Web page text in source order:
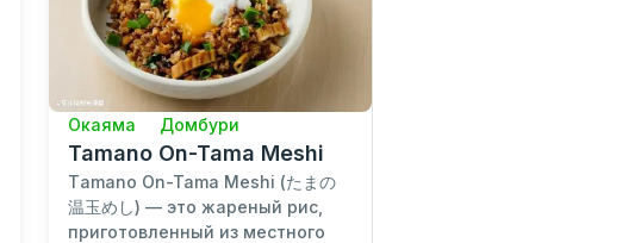
Окаяма Домбури
Tamano On-Tama Meshi
Тamano On-Tama Meshi (たまの
温玉めし) — это жареный рис,
приготовленный из местного